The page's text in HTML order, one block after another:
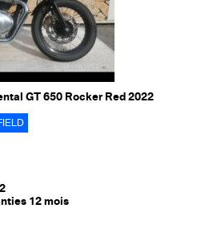
GT 650 Rocker Red 2022
12 mois